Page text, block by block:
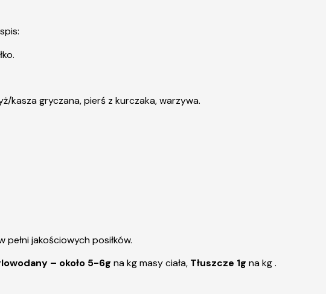
kasza gryczana, pierś z kurczaka, warzywa.
jakościowych posiłków.
– około 5-6g na kg masy ciała, Tłuszcze 1g na kg .